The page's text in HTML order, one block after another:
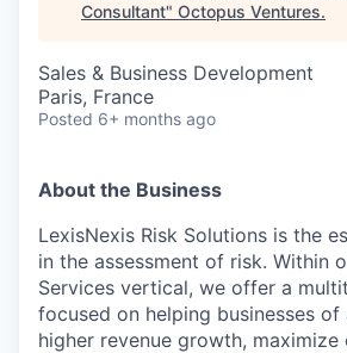
Consultant" Octopus Ventures.
Sales & Business Development
Paris, France
Posted 6+ months ago
About the Business
LexisNexis Risk Solutions is the
in the assessment of risk. Within
Services vertical, we offer a
focused on helping businesses
higher revenue growth, maximize